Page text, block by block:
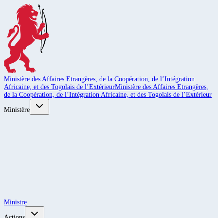
Ministère des Affaires Etrangères, de la Coopération, de l’Intégration
Africaine, et des Togolais de l’ExtérieurMinistère des Affaires Etrangères,
de la Coopération, de l’Intégration Africaine, et des Togolais de l’Extérieur
Ministère
Ministre